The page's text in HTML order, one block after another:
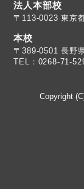
法人本部校
〒113-0023 東京
本校
TEL：0268-71-
Copyright